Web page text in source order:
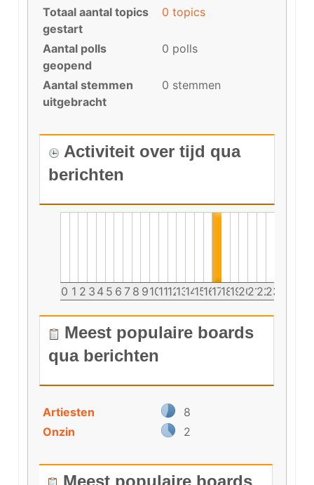
Totaal aantal topics
gestart
0 topics
Aantal polls
geopend
0 polls
Aantal stemmen
uitgebracht
0 stemmen
Activiteit over tijd qua
berichten
0 1 2 3 4 5 6 7 8 91011121314151617181920212223
Meest populaire boards
qua berichten
Artiesten
8
Onzin
2
Meest populaire boards